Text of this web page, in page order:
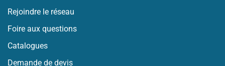
Rejoindre le réseau
Foire aux questions
Catalogues
Demande de devis